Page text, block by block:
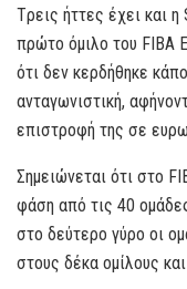
Tρεις ήττες έχει και
πρώτο όμιλο του FIBA
ότι δεν κερδήθηκε
ανταγωνιστική,
επιστροφή της σε
Σημειώνεται ότι στο
φάση από τις 40
στο δεύτερο γύρο οι
στους δέκα ομίλους